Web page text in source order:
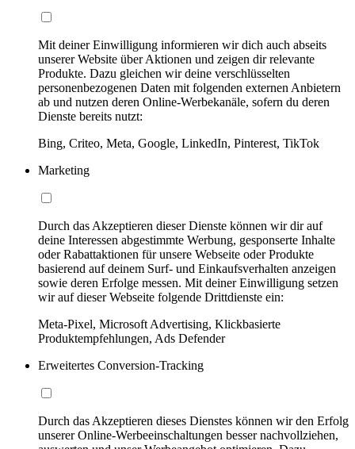
Mit deiner Einwilligung informieren wir dich auch abseits
unserer Website über Aktionen und zeigen dir relevante
Produkte. Dazu gleichen wir deine verschlüsselten
personenbezogenen Daten mit folgenden externen Anbietern
ab und nutzen deren Online-Werbekanäle, sofern du deren
Dienste bereits nutzt:
Bing, Criteo, Meta, Google, LinkedIn, Pinterest, TikTok
Marketing
Durch das Akzeptieren dieser Dienste können wir dir auf
deine Interessen abgestimmte Werbung, gesponserte Inhalte
oder Rabattaktionen für unsere Webseite oder Produkte
basierend auf deinem Surf- und Einkaufsverhalten anzeigen
sowie deren Erfolge messen. Mit deiner Einwilligung setzen
wir auf dieser Webseite folgende Drittdienste ein:
Meta-Pixel, Microsoft Advertising, Klickbasierte
Produktempfehlungen, Ads Defender
Erweitertes Conversion-Tracking
Durch das Akzeptieren dieses Dienstes können wir den Erfolg
unserer Online-Werbeeinschaltungen besser nachvollziehen,